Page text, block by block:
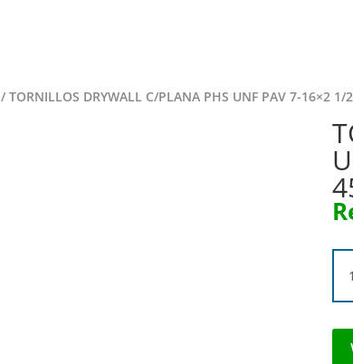
/ TORNILLOS DRYWALL C/PLANA PHS UNF PAV 7-16×2 1/
C/
UNF